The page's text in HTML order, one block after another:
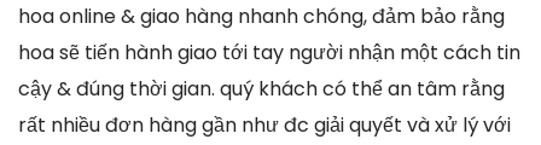
hoa online & giao hàng nhanh chóng, đảm bảo rằng
hoa sẽ tiến hành giao tới tay người nhận một cách tin
cậy & đúng thời gian. quý khách có thể an tâm rằng
rất nhiều đơn hàng gần như đc giải quyết và xử lý với